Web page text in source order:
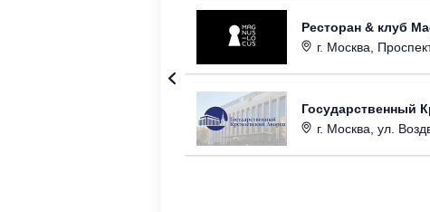
Ресторан & клуб
г. Москва,
Государственный
г. Москва, ул.